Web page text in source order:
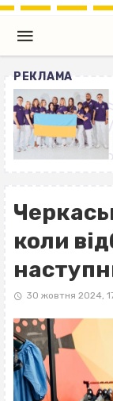
РЕКЛАМА
коли
30 жовтня 2024,